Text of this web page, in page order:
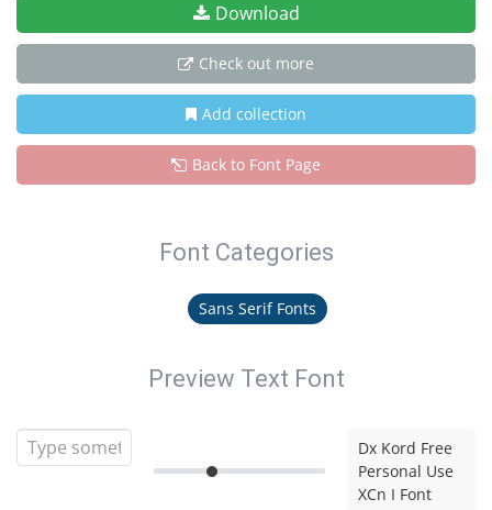
Download
Check out more
Add collection
Back to Font Page
Font Categories
Sans Serif Fonts
Preview Text Font
Dx Kord Free
Personal Use
XCn I Font